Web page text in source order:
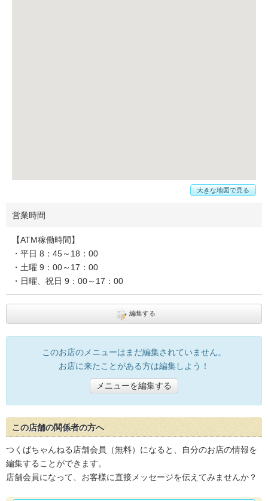
大きな地図で見る
営業時間
【ATM稼働時間】
・平日 8：45～18：00
・土曜 9：00～17：00
・日曜、祝日 9：00～17：00
編集する
このお店のメニューはまだ編集されていません。
お店に来たことがある方は編集しよう！
メニューを編集する
この店舗の関係者の方へ
つくばちゃんねる店舗会員（無料）になると、自分のお店の情報を
編集することができます。
店舗会員になって、お客様に直接メッセージを伝えてみませんか？